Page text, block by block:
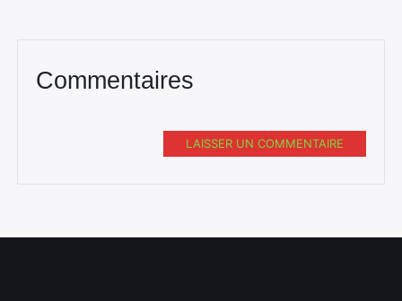
Commentaires
LAISSER UN COMMENTAIRE